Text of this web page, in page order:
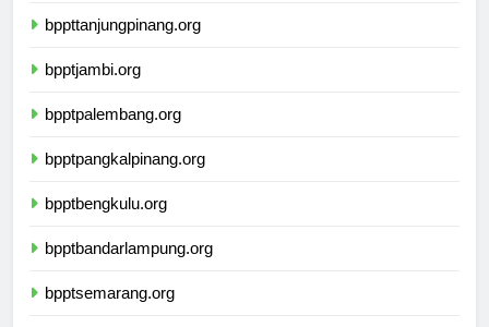
bppttanjungpinang.org
bpptjambi.org
bpptpalembang.org
bpptpangkalpinang.org
bpptbengkulu.org
bpptbandarlampung.org
bpptsemarang.org